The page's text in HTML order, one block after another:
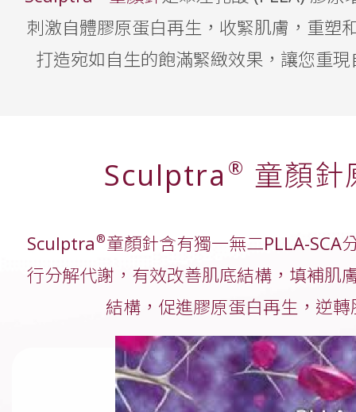
Sylfirm
Thermage
Juvelook 素顏針
外泌體
鈦提升
Sculptra
水光槍
刺激自體膠原蛋白再生，收緊肌膚，重塑
打造宛如自生的飽滿緊緻效果，讓您重
Sculptra ® 童顏針
Sculptra®童顏針含有獨一無二PLLA-SCA
行分解代謝，有效改善肌底結構，填補肌
結構，促進膠原蛋白再生，逆轉